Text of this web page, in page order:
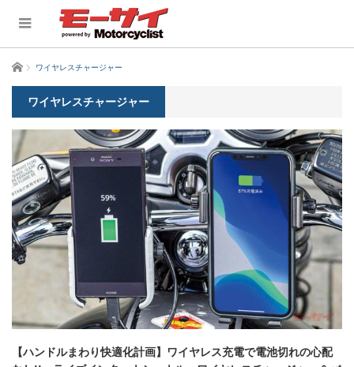
ホーム ワイヤレスチャージャー
ワイヤレスチャージャー
【ハンドルまわり快適化計画】ワイヤレス充電で電池切れの心配